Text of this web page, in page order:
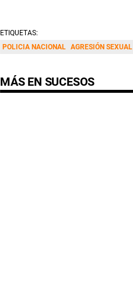
ETIQUETAS:
POLICIA NACIONAL AGRESIÓN SEXUAL
MÁS EN SUCESOS